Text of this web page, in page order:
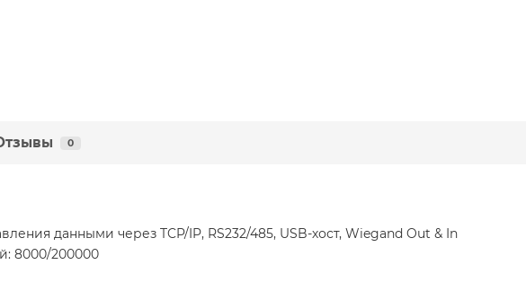
0
данными через TCP/IP, RS232/485, USB-хост, Wiegand Out & In
8000/200000